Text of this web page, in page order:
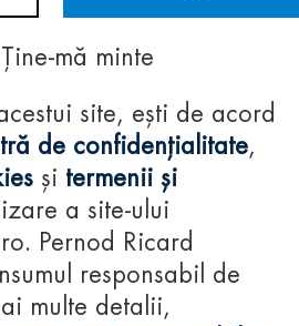
Ține-mă minte
site, ești de acord
de confidențialitate,
și termenii și
a site-ului
Pernod Ricard
responsabil de
multe detalii,